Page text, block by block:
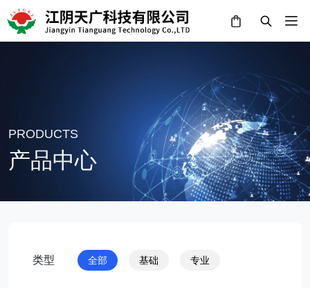
PRODUCTS
产品中心
类型 全部 基础 专业